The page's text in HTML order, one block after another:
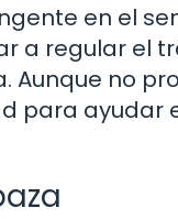
en el
a regular el
Aunque no
para ayudar